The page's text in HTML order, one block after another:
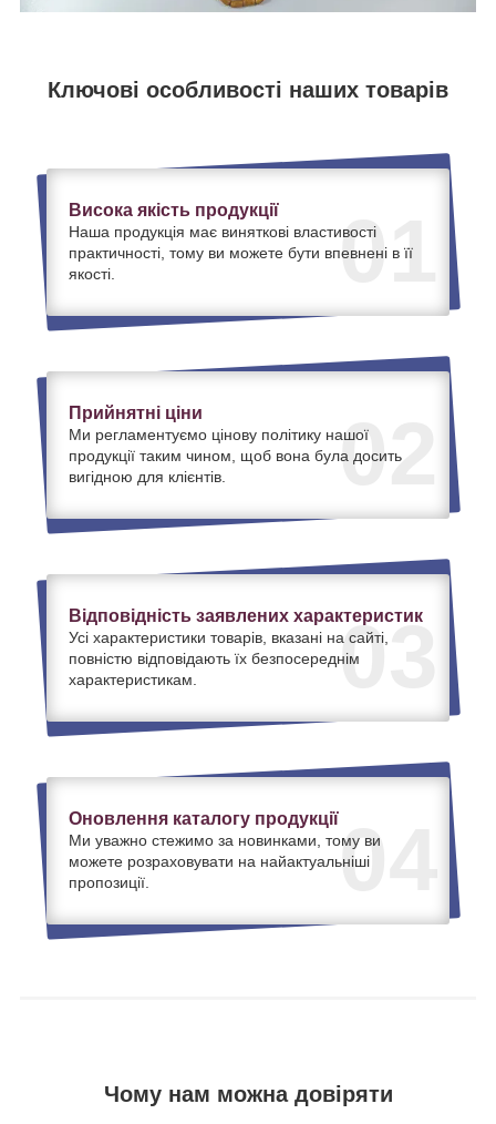
Ключові особливості наших товарів
01
Висока якість продукції
Наша продукція має виняткові властивості
практичності, тому ви можете бути впевнені в її
якості.
02
Прийнятні ціни
Ми регламентуємо цінову політику нашої
продукції таким чином, щоб вона була досить
вигідною для клієнтів.
03
Відповідність заявлених характеристик
Усі характеристики товарів, вказані на сайті,
повністю відповідають їх безпосереднім
характеристикам.
04
Оновлення каталогу продукції
Ми уважно стежимо за новинками, тому ви
можете розраховувати на найактуальніші
пропозиції.
Чому нам можна довіряти